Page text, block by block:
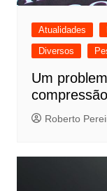
Atualidades
Diversos
Um
Roberto